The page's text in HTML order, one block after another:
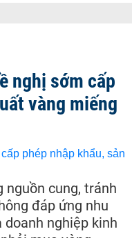
nghị sớm cấp
vàng miếng
nguồn cung, tránh
đáp ứng nhu
doanh nghiệp kinh